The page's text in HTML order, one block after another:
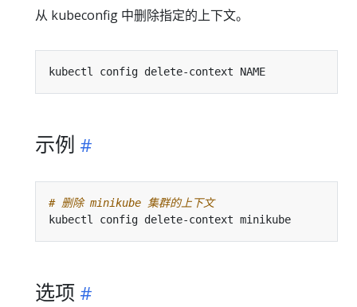
从 kubeconfig 中删除指定的上下文。
示例
# 删除 minikube 集群的上下文
选项